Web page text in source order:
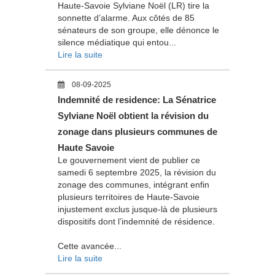
Haute-Savoie Sylviane Noël (LR) tire la
sonnette d’alarme. Aux côtés de 85
sénateurs de son groupe, elle dénonce le
silence médiatique qui entou...
Lire la suite
08-09-2025
Indemnité de residence: La Sénatrice
Sylviane Noël obtient la révision du
zonage dans plusieurs communes de
Haute Savoie
Le gouvernement vient de publier ce
samedi 6 septembre 2025, la révision du
zonage des communes, intégrant enfin
plusieurs territoires de Haute-Savoie
injustement exclus jusque-là de plusieurs
dispositifs dont l’indemnité de résidence.
Cette avancée...
Lire la suite